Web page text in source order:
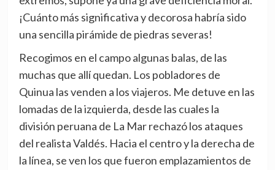
¡Cuánto más significativa y decorosa habría sido
una sencilla pirámide de piedras severas!
Recogimos en el campo algunas balas, de las
muchas que allí quedan. Los pobladores de
Quinua las venden a los viajeros. Me detuve en las
lomadas de la izquierda, desde las cuales la
división peruana de La Mar rechazó los ataques
del realista Valdés. Hacia el centro y la derecha de
la línea, se ven los que fueron emplazamientos de